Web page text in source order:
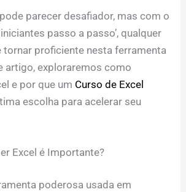
parecer desafiador, mas com o
passo a passo’, qualquer
tornar proficiente nesta ferramenta
artigo, exploraremos como
e por que um Curso de Excel
escolha para acelerar seu
Excel é Importante?
poderosa usada em